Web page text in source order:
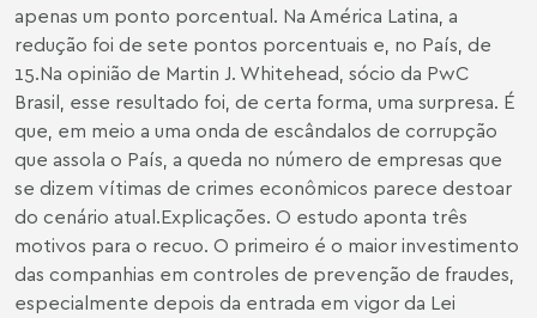
apenas um ponto porcentual. Na América Latina, a
redução foi de sete pontos porcentuais e, no País, de
15.Na opinião de Martin J. Whitehead, sócio da PwC
Brasil, esse resultado foi, de certa forma, uma surpresa. É
que, em meio a uma onda de escândalos de corrupção
que assola o País, a queda no número de empresas que
se dizem vítimas de crimes econômicos parece destoar
do cenário atual.Explicações. O estudo aponta três
motivos para o recuo. O primeiro é o maior investimento
das companhias em controles de prevenção de fraudes,
especialmente depois da entrada em vigor da Lei